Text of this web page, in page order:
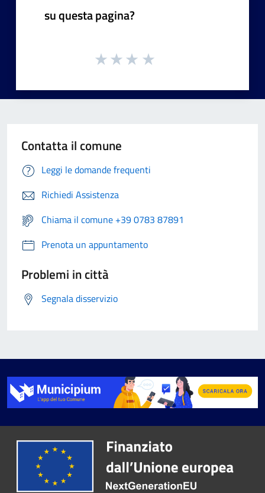
su questa pagina?
Contatta il comune
Leggi le domande frequenti
Richiedi Assistenza
Chiama il comune +39 0783 87891
Prenota un appuntamento
Problemi in città
Segnala disservizio